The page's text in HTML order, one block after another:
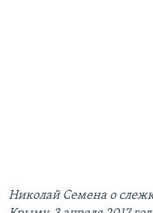
Николай Семена о